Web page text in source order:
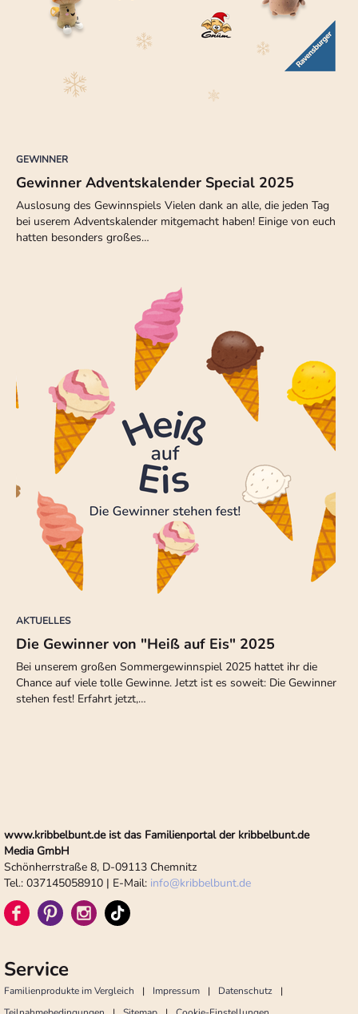
GEWINNER
Gewinner Adventskalender Special 2025
Auslosung des Gewinnspiels Vielen dank an alle, die jeden Tag
bei userem Adventskalender mitgemacht haben! Einige von euch
hatten besonders großes…
AKTUELLES
Die Gewinner von "Heiß auf Eis" 2025
Bei unserem großen Sommergewinnspiel 2025 hattet ihr die
Chance auf viele tolle Gewinne. Jetzt ist es soweit: Die Gewinner
stehen fest! Erfahrt jetzt,…
www.kribbelbunt.de ist das Familienportal der kribbelbunt.de
Media GmbH
Schönherrstraße 8, D-09113 Chemnitz
Tel.: 037145058910 | E-Mail: info@kribbelbunt.de
Service
Familienprodukte im Vergleich Impressum
Datenschutz